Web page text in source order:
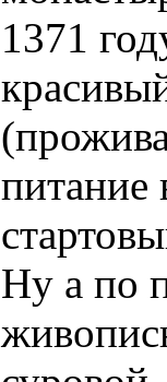
1371
питание
Ну а по